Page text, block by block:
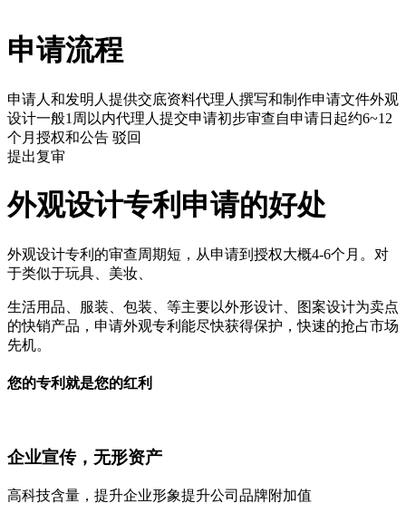
申请流程
申请人和发明人提供交底资料代理人撰写和制作申请文件外观
设计一般1周以内代理人提交申请初步审查自申请日起约6~12
个月 授权和公告 驳回
提出复审
外观设计专利申请的好处
外观设计专利的审查周期短，从申请到授权大概4-6个月。对
于类似于玩具、美妆、
生活用品、服装、包装、等主要以外形设计、图案设计为卖点
的快销产品，申请外观专利能尽快获得保护，快速的抢占市场
先机。
您的专利就是您的红利
企业宣传，无形资产
高科技含量，提升企业形象提升公司品牌附加值